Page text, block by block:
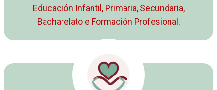
Educación Infantil, Primaria, Secundaria,
Bacharelato e Formación Profesional.